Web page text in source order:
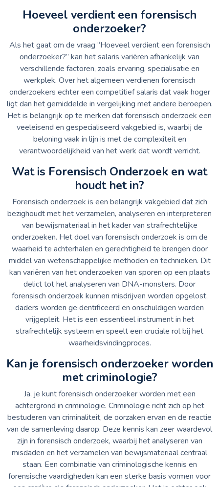
Hoeveel verdient een forensisch
onderzoeker?
Als het gaat om de vraag “Hoeveel verdient een forensisch
onderzoeker?” kan het salaris variëren afhankelijk van
verschillende factoren, zoals ervaring, specialisatie en
werkplek. Over het algemeen verdienen forensisch
onderzoekers echter een competitief salaris dat vaak hoger
ligt dan het gemiddelde in vergelijking met andere beroepen.
Het is belangrijk op te merken dat forensisch onderzoek een
veeleisend en gespecialiseerd vakgebied is, waarbij de
beloning vaak in lijn is met de complexiteit en
verantwoordelijkheid van het werk dat wordt verricht.
Wat is Forensisch Onderzoek en wat
houdt het in?
Forensisch onderzoek is een belangrijk vakgebied dat zich
bezighoudt met het verzamelen, analyseren en interpreteren
van bewijsmateriaal in het kader van strafrechtelijke
onderzoeken. Het doel van forensisch onderzoek is om de
waarheid te achterhalen en gerechtigheid te brengen door
middel van wetenschappelijke methoden en technieken. Dit
kan variëren van het onderzoeken van sporen op een plaats
delict tot het analyseren van DNA-monsters. Door
forensisch onderzoek kunnen misdrijven worden opgelost,
daders worden geïdentificeerd en onschuldigen worden
vrijgepleit. Het is een essentieel instrument in het
strafrechtelijk systeem en speelt een cruciale rol bij het
waarheidsvindingproces.
Kan je forensisch onderzoeker worden
met criminologie?
Ja, je kunt forensisch onderzoeker worden met een
achtergrond in criminologie. Criminologie richt zich op het
bestuderen van criminaliteit, de oorzaken ervan en de reactie
van de samenleving daarop. Deze kennis kan zeer waardevol
zijn in forensisch onderzoek, waarbij het analyseren van
misdaden en het verzamelen van bewijsmateriaal centraal
staan. Een combinatie van criminologische kennis en
forensische vaardigheden kan een sterke basis vormen voor